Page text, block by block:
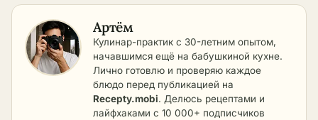
Артём
Кулинар-практик с 30-летним опытом,
начавшимся ещё на бабушкиной кухне.
Лично готовлю и проверяю каждое
блюдо перед публикацией на
Recepty.mobi. Делюсь рецептами и
лайфхаками с 10 000+ подписчиков